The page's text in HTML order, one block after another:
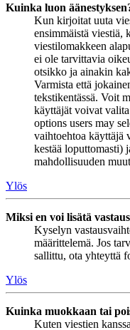
Kuinka luon
Kun kirjoitat uuta
ensimmäistä viestiä,
viestilomakkeen
ei ole tarvittavia
otsikko ja ainakin
Varmista että
tekstikentässä. Voit
käyttäjät voivat
options users may
vaihtoehtoa käyttäjä
kestää loputtomasti)
mahdollisuuden
Ylös
Miksi en voi lisätä
Kyselyn
määrittelemä. Jos
sallittu, ota yhteyttä
Ylös
Kuinka muokkaan tai
Kuten viestien